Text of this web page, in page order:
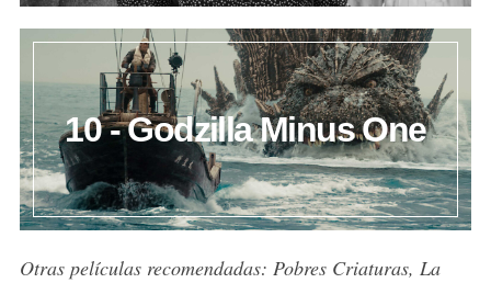
10 - Godzilla Minus One
Otras películas recomendadas: Pobres Criaturas, La